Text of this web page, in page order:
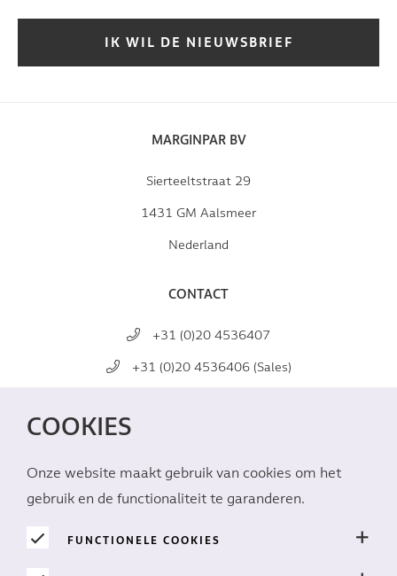
COOKIES
Onze website maakt gebruik van cookies om het
gebruik en de functionaliteit te garanderen.
FUNCTIONELE COOKIES
IK WIL DE NIEUWSBRIEF
MARGINPAR BV
Sierteeltstraat 29
1431 GM Aalsmeer
Nederland
CONTACT
+31 (0)20 4536407
+31 (0)20 4536406 (Sales)
SOCIAL MEDIA